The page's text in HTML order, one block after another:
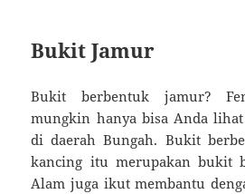
Bukit Jamur
Bukit berbentuk jamur?
mungkin hanya bisa Anda
di daerah Bungah. Bukit
kancing itu merupakan bukit
Alam juga ikut membantu